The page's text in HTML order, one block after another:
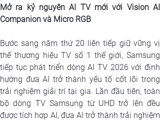
Mở ra kỷ nguyên AI TV mới với Vision AI
Companion và Micro RGB
Bước sang năm thứ 20 liên tiếp giữ vững vị
thế thương hiệu TV số 1 thế giới, Samsung
tiếp tục phát triển dòng AI TV 2026 với định
hướng đưa AI trở thành yếu tố cốt lõi trong
trải nghiệm giải trí tại gia. Lần đầu tiên, toàn
bộ dòng TV Samsung từ UHD trở lên đều
được tích hợp AI, đưa AI trở thành trải nghiệm